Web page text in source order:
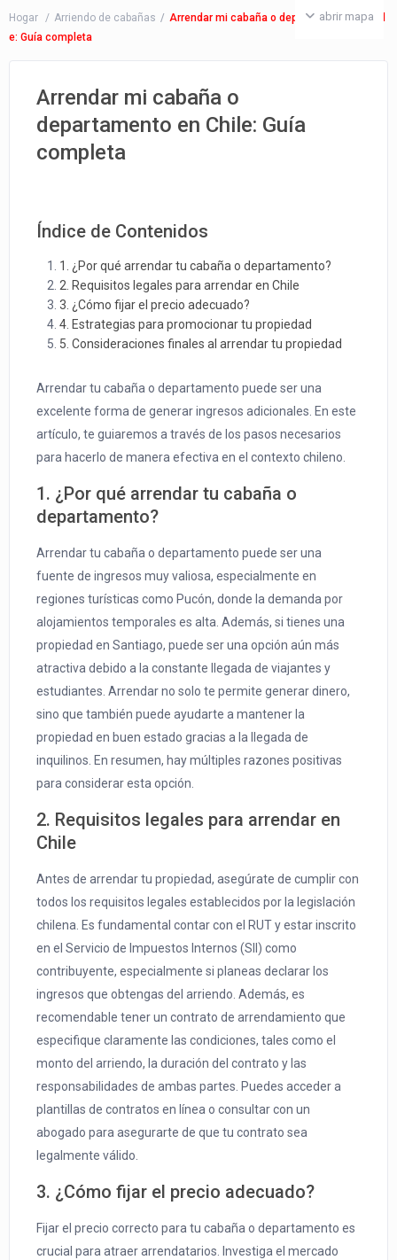
abrir mapa
Hogar Arriendo de cabañas
Arrendar mi cabaña o departamento en Chil
e: Guía completa
Arrendar mi cabaña o
departamento en Chile: Guía
completa
Índice de Contenidos
1. ¿Por qué arrendar tu cabaña o departamento?
2. Requisitos legales para arrendar en Chile
3. ¿Cómo fijar el precio adecuado?
4. Estrategias para promocionar tu propiedad
5. Consideraciones finales al arrendar tu propiedad
Arrendar tu cabaña o departamento puede ser una
excelente forma de generar ingresos adicionales. En este
artículo, te guiaremos a través de los pasos necesarios
para hacerlo de manera efectiva en el contexto chileno.
1. ¿Por qué arrendar tu cabaña o
departamento?
Arrendar tu cabaña o departamento puede ser una
fuente de ingresos muy valiosa, especialmente en
regiones turísticas como Pucón, donde la demanda por
alojamientos temporales es alta. Además, si tienes una
propiedad en Santiago, puede ser una opción aún más
atractiva debido a la constante llegada de viajantes y
estudiantes. Arrendar no solo te permite generar dinero,
sino que también puede ayudarte a mantener la
propiedad en buen estado gracias a la llegada de
inquilinos. En resumen, hay múltiples razones positivas
para considerar esta opción.
2. Requisitos legales para arrendar en
Chile
Antes de arrendar tu propiedad, asegúrate de cumplir con
todos los requisitos legales establecidos por la legislación
chilena. Es fundamental contar con el RUT y estar inscrito
en el Servicio de Impuestos Internos (SII) como
contribuyente, especialmente si planeas declarar los
ingresos que obtengas del arriendo. Además, es
recomendable tener un contrato de arrendamiento que
especifique claramente las condiciones, tales como el
monto del arriendo, la duración del contrato y las
responsabilidades de ambas partes. Puedes acceder a
plantillas de contratos en línea o consultar con un
abogado para asegurarte de que tu contrato sea
legalmente válido.
3. ¿Cómo fijar el precio adecuado?
Fijar el precio correcto para tu cabaña o departamento es
crucial para atraer arrendatarios. Investiga el mercado